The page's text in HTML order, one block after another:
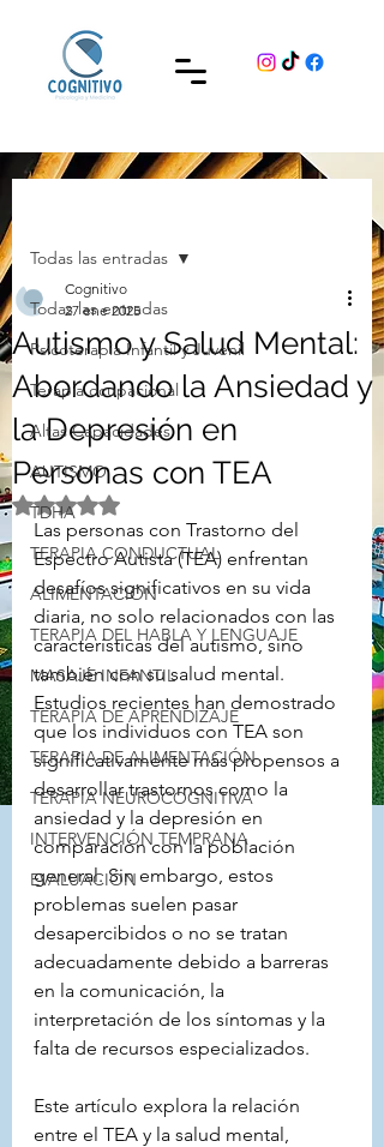
Todas las entradas
Psicoterapia Infantil y Juvenil
Terapia ocupacional
Altas Capacidades
AUTISMO
TDHA
TERAPIA CONDUCTUAL
ALIMENTACIÓN
TERAPIA DEL HABLA Y LENGUAJE
MASAJE INFANTIL
TERAPIA DE APRENDIZAJE
TERAPIA DE ALIMENTACIÓN
TERAPIA NEUROCOGNITIVA
INTERVENCIÓN TEMPRANA
EVALUACIÓN
Todas las entradas
Autismo y Salud Mental:
Abordando la Ansiedad y
la Depresión en
Personas con TEA
Cognitivo
27 ene 2025
Obtuvo NaN de 5 estrellas.
Las personas con Trastorno del
Espectro Autista (TEA) enfrentan
desafíos significativos en su vida
diaria, no solo relacionados con las
características del autismo, sino
también con su salud mental.
Estudios recientes han demostrado
que los individuos con TEA son
significativamente más propensos a
desarrollar trastornos como la
ansiedad y la depresión en
comparación con la población
general. Sin embargo, estos
problemas suelen pasar
desapercibidos o no se tratan
adecuadamente debido a barreras
en la comunicación, la
interpretación de los síntomas y la
falta de recursos especializados.
Este artículo explora la relación
entre el TEA y la salud mental,